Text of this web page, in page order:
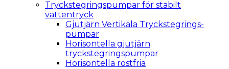
Tryckstegringspumpar för stabilt
vattentryck
Gjutjärn Vertikala Tryckstegrings­
pumpar
Horisontella gjutjärn
tryckstegringspumpar
Horisontella rostfria